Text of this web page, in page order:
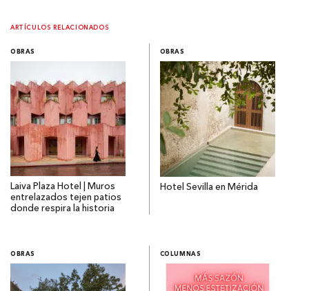
ARTÍCULOS RELACIONADOS
OBRAS
Laiva Plaza Hotel | Muros
entrelazados tejen patios
donde respira la historia
OBRAS
Hotel Sevilla en Mérida
OBRAS COLUMNAS